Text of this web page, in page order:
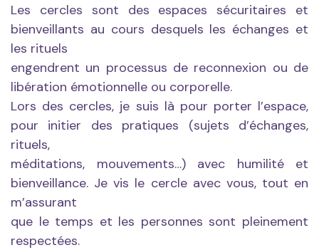
Les cercles sont des espaces sécuritaires et
bienveillants au cours desquels les échanges et
les rituels
engendrent un processus de reconnexion ou de
libération émotionnelle ou corporelle.
Lors des cercles, je suis là pour porter l’espace,
pour initier des pratiques (sujets d’échanges,
rituels,
méditations, mouvements…) avec humilité et
bienveillance. Je vis le cercle avec vous, tout en
m’assurant
que le temps et les personnes sont pleinement
respectées.